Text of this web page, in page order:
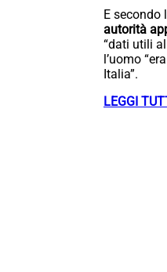
E secondo
autorità
“dati utili
l’uomo
Italia”.
LEGGI